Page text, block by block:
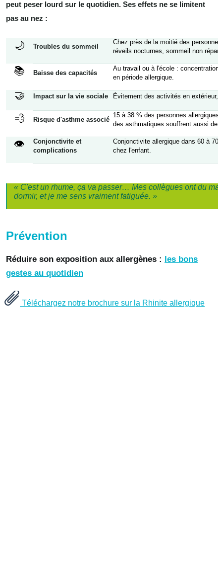
peut peser lourd sur le quotidien. Ses effets ne se limitent
pas au nez :
🌙 Troubles du sommeil
Chez près de la moitié des
réveils nocturnes, sommeil non
📚 Baisse des capacités
Au travail ou à l'école :
en période allergique.
🤝 Impact sur la vie sociale Évitement des activités en extérieur,
💨 Risque d'asthme associé
15 à 38 % des personnes
des asthmatiques souffrent aussi de
👁
Conjonctivite et
complications
Conjonctivite allergique dans 60 à
chez l'enfant.
« C'est un rhume, ça va passer… Mes collègues ont du
dormir, et je me sens vraiment fatiguée. »
Prévention
Réduire son exposition aux allergènes : les bons
gestes au quotidien
Téléchargez notre brochure sur la Rhinite allergique